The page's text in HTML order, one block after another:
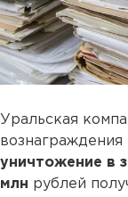
Уральская
уничтожение в
млн рублей